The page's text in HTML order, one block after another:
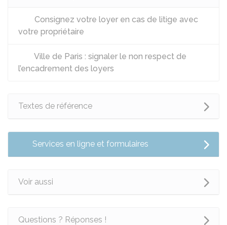
Consignez votre loyer en cas de litige avec
votre propriétaire
Ville de Paris : signaler le non respect de
l’encadrement des loyers
Textes de référence
Services en ligne et formulaires
Voir aussi
Questions ? Réponses !